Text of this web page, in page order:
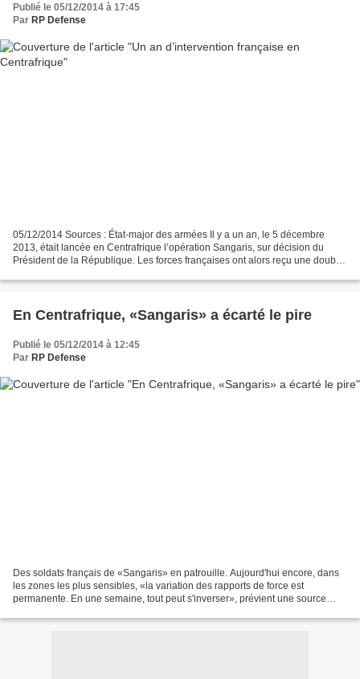
Publié le 05/12/2014 à 17:45
Par RP Defense
05/12/2014 Sources : État-major des armées Il y a un an, le 5 décembre
2013, était lancée en Centrafrique l’opération Sangaris, sur décision du
Président de la République. Les forces françaises ont alors reçu une double
En Centrafrique, «Sangaris» a écarté le pire
Publié le 05/12/2014 à 12:45
Par RP Defense
Des soldats français de «Sangaris» en patrouille. Aujourd'hui encore, dans
les zones les plus sensibles, «la variation des rapports de force est
permanente. En une semaine, tout peut s'inverser», prévient une source